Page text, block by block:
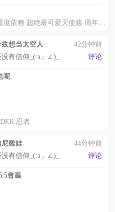
兹想当太空人
42分钟前
有信仰_(:з」∠)_
评论
呢
忍者.
尼雞娃
44分钟前
有信仰_(:з」∠)_
评论
會贏